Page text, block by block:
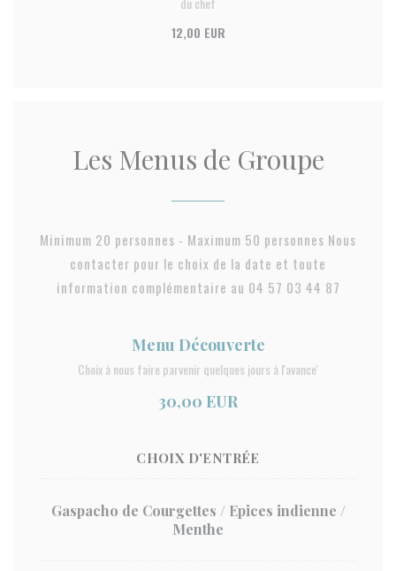
12,00 EUR
Les Menus de Groupe
Minimum 20 personnes - Maximum 50 personnes Nous
contacter pour le choix de la date et toute
information complémentaire au 04 57 03 44 87
Menu Découverte
Choix à nous faire parvenir quelques jours à l'avance'
30,00 EUR
CHOIX D'ENTRÉE
Gaspacho de Courgettes / Epices indienne /
Menthe